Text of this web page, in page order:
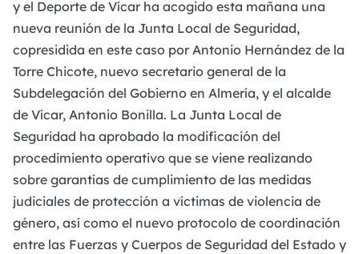
y el Deporte de Vícar ha acogido esta mañana una
nueva reunión de la Junta Local de Seguridad,
copresidida en este caso por Antonio Hernández de la
Torre Chicote, nuevo secretario general de la
Subdelegación del Gobierno en Almería, y el alcalde
de Vícar, Antonio Bonilla. La Junta Local de
Seguridad ha aprobado la modificación del
procedimiento operativo que se viene realizando
sobre garantías de cumplimiento de las medidas
judiciales de protección a víctimas de violencia de
género, así como el nuevo protocolo de coordinación
entre las Fuerzas y Cuerpos de Seguridad del Estado y